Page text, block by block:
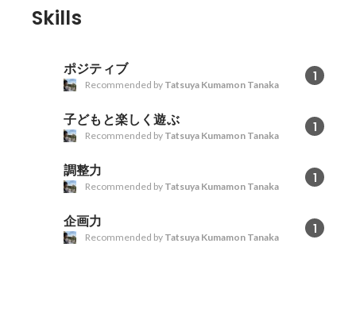
Skills
ポジティブ 1
Recommended by Tatsuya Kumamon Tanaka
子どもと楽しく遊ぶ 1
Recommended by Tatsuya Kumamon Tanaka
調整力 1
Recommended by Tatsuya Kumamon Tanaka
企画力 1
Recommended by Tatsuya Kumamon Tanaka